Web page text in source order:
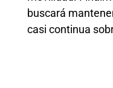
buscará
casi continua